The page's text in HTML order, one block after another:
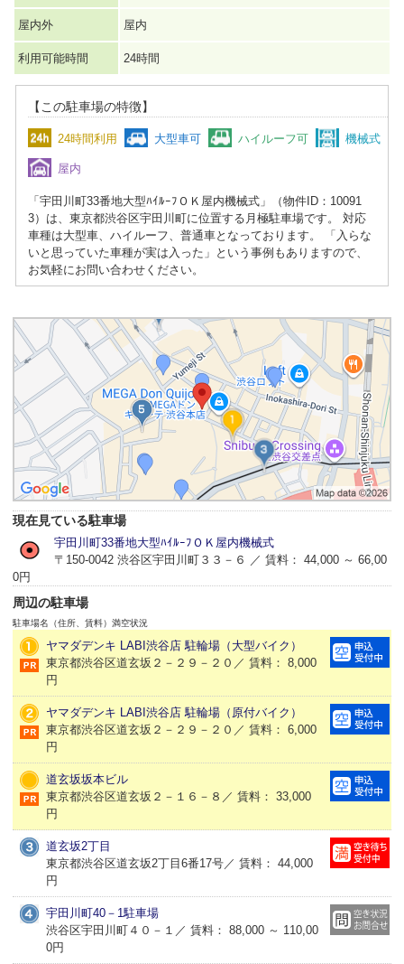
屋内外 屋内
利用可能時間 24時間
【この駐車場の特徴】
24時間利用 大型車可 ハイルーフ可 機械式
屋内
「宇田川町33番地大型ﾊｲﾙｰﾌＯＫ屋内機械式」（物件ID：10091
3）は、東京都渋谷区宇田川町に位置する月極駐車場です。 対応
車種は大型車、ハイルーフ、普通車となっております。 「入らな
いと思っていた車種が実は入った」という事例もありますので、
お気軽にお問い合わせください。
現在見ている駐車場
宇田川町33番地大型ﾊｲﾙｰﾌＯＫ屋内機械式
〒150-0042 渋谷区宇田川町３３－６ ／ 賃料： 44,000 ～ 66,00
0円
周辺の駐車場
駐車場名（住所、賃料） 満空状況
ヤマダデンキ LABI渋谷店 駐輪場（大型バイク）
東京都渋谷区道玄坂２－２９－２０／ 賃料： 8,000
円
ヤマダデンキ LABI渋谷店 駐輪場（原付バイク）
東京都渋谷区道玄坂２－２９－２０／ 賃料： 6,000
円
道玄坂坂本ビル
東京都渋谷区道玄坂２－１６－８／ 賃料： 33,000
円
道玄坂2丁目
東京都渋谷区道玄坂2丁目6番17号／ 賃料： 44,000
円
宇田川町40－1駐車場
渋谷区宇田川町４０－１／ 賃料： 88,000 ～ 110,00
0円